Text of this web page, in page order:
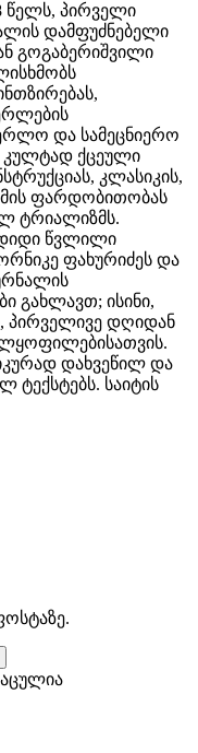
წელს, პირველი
დამფუძნებელი
გოგაბერიშვილი
და სამეცნიერო
კულტად ქცეული
კლასიკის,
ფარდობითობას
ტრიალიზმს.
დიდი წვლილი
ფახურიძეს და
გახლავთ; ისინი,
პირველივე დღიდან
დახვეწილ და
ტექსტებს. საიტის